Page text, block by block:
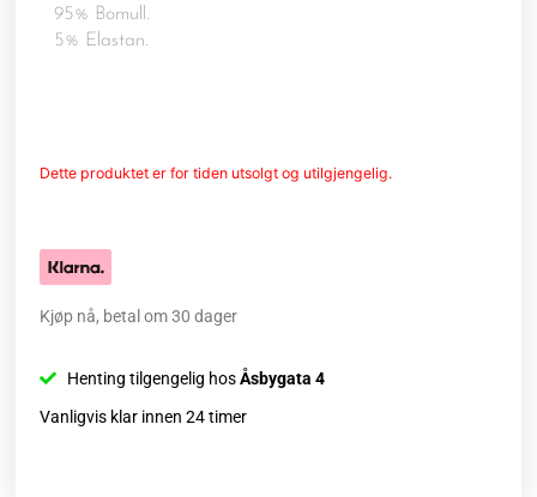
95% Bomull.
5% Elastan.
Dette produktet er for tiden utsolgt og utilgjengelig.
Kjøp nå, betal om 30 dager
Henting tilgengelig hosÅsbygata 4
Vanligvis klar innen 24 timer